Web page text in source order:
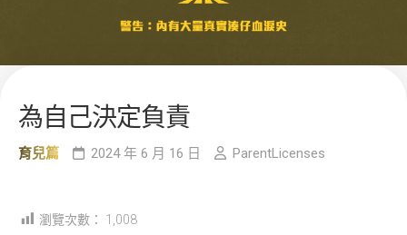
為自己決定負責
育兒篇 2024 年 6 月 16 日 ParentLicenses
瀏覽次數： 1,008